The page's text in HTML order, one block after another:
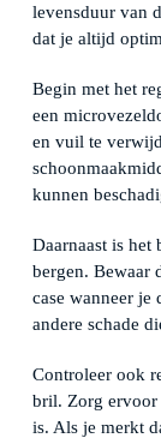
levensduur van
dat je altijd
Begin met het
een
en vuil te
kunnen
Daarnaast is
bergen. Bewaar
case wanneer je
andere schade
Controleer ook
bril. Zorg ervoor
is. Als je merkt